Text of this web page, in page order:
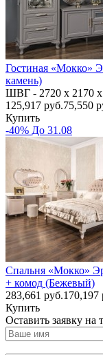
Гостиная «Мокко»
камень)
ШВГ - 2720 х 2170
125,917 руб.75,550
Купить
-40% До 31.08
Спальня «Мокко»
+ комод (Бежевый)
283,661 руб.170,197
Купить
Оставить заявку на